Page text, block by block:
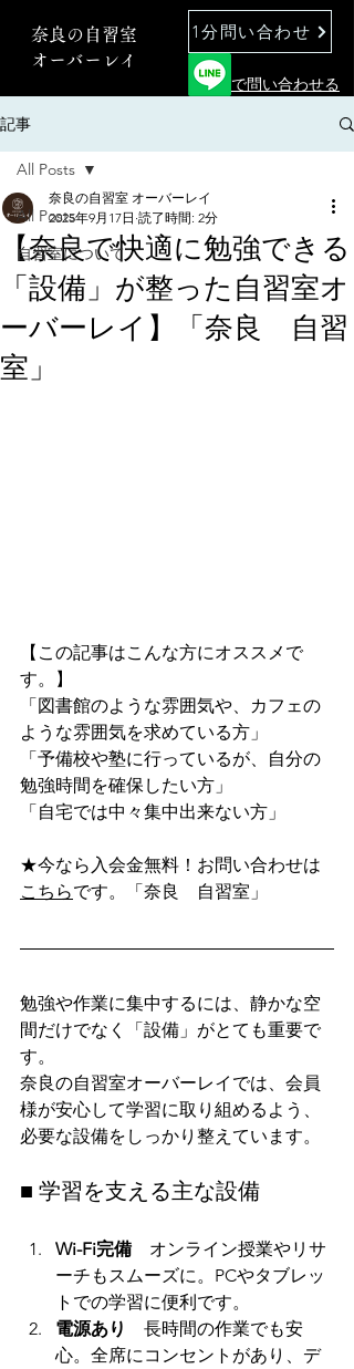
奈良の自習室
オーバーレイ
1分問い合わせ
で問い合わせる
記事
All Posts
自習室について
All Posts
【奈良で快適に勉強できる
「設備」が整った自習室オ
ーバーレイ】「奈良 自習
室」
奈良の自習室 オーバーレイ
2025年9月17日 読了時間: 2分
【この記事はこんな方にオススメで
す。】
「図書館のような雰囲気や、カフェの
ような雰囲気を求めている方」
「予備校や塾に行っているが、自分の
勉強時間を確保したい方」
「自宅では中々集中出来ない方」
★今なら入会金無料！お問い合わせは
こちらです。「奈良　自習室」
勉強や作業に集中するには、静かな空
間だけでなく「設備」がとても重要で
す。
奈良の自習室オーバーレイでは、会員
様が安心して学習に取り組めるよう、
必要な設備をしっかり整えています。
■ 学習を支える主な設備
Wi-Fi完備 オンライン授業やリサ
ーチもスムーズに。PCやタブレッ
トでの学習に便利です。
電源あり
長時間の作業でも安
心。全席にコンセントがあり、デ